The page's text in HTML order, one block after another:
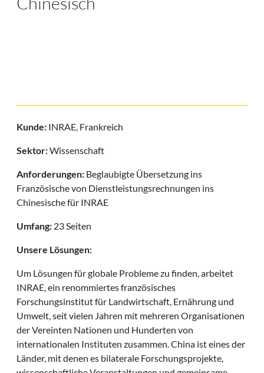
Kunde: INRAE, Frankreich
Sektor:Wissenschaft
Anforderungen: Beglaubigte Übersetzung ins
Französische von Dienstleistungsrechnungen ins
Chinesische für INRAE
Umfang: 23 Seiten
Unsere Lösungen:
Um Lösungen für globale Probleme zu finden, arbeitet
INRAE, ein renommiertes französisches
Forschungsinstitut für Landwirtschaft, Ernährung und
Umwelt, seit vielen Jahren mit mehreren Organisationen
der Vereinten Nationen und Hunderten von
internationalen Instituten zusammen. China ist eines der
Länder, mit denen es bilaterale Forschungsprojekte,